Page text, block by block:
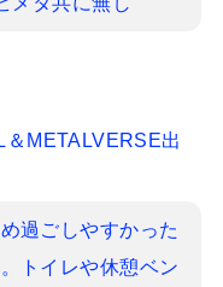
METALVERSE出
過ごしやすかった
トイレや休憩ベン